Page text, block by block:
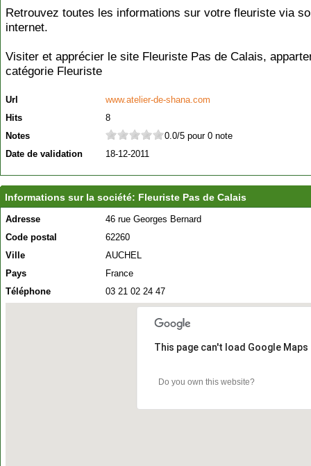
Retrouvez toutes les informations sur votre fleuriste via
internet.
Visiter et apprécier le site Fleuriste Pas de Calais,
catégorie Fleuriste
Url
www.atelier-de-shana.com
Hits
8
Notes
0.0/5 pour 0 note
Date de validation
18-12-2011
Informations sur la société: Fleuriste Pas de Calais
Adresse
46 rue Georges Bernard
Code postal
62260
Ville
AUCHEL
Pays
France
Téléphone
03 21 02 24 47
This page can't load Google
Do you own this website?